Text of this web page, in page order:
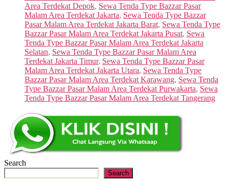
Area Terdekat Depok, Sewa Tenda Type Bazzar Pasar
Malam Area Terdekat Jakarta, Sewa Tenda Type Bazzar
Pasar Malam Area Terdekat Jakarta Barat, Sewa Tenda Type
Bazzar Pasar Malam Area Terdekat Jakarta Pusat, Sewa
Tenda Type Bazzar Pasar Malam Area Terdekat Jakarta
Selatan, Sewa Tenda Type Bazzar Pasar Malam Area
Terdekat Jakarta Timur, Sewa Tenda Type Bazzar Pasar
Malam Area Terdekat Jakarta Utara, Sewa Tenda Type
Bazzar Pasar Malam Area Terdekat Karawang, Sewa Tenda
Type Bazzar Pasar Malam Area Terdekat Purwakarta, Sewa
Tenda Type Bazzar Pasar Malam Area Terdekat Tangerang
Search
Search